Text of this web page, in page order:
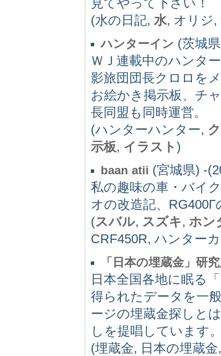
(水の日記, 水, オリジ,
ハンターイン (茨城
ＷＪ連載中のハンタ
影旅団団長クロロを
お絵かき掲示板、チ
長同盟も同時運営。
(ハンターハンター,
示板, イラスト )
baan atii (宮城県) -
私の趣味の車・バイ
オの改造記、
(スバル, スズキ, ホン
CRF450R, ハンター
「日本の埋蔵金」研
日本全国各地に眠る
得られたデータを一
ージの埋蔵金探しと
しを提唱しています
(埋蔵金, 日本の埋蔵